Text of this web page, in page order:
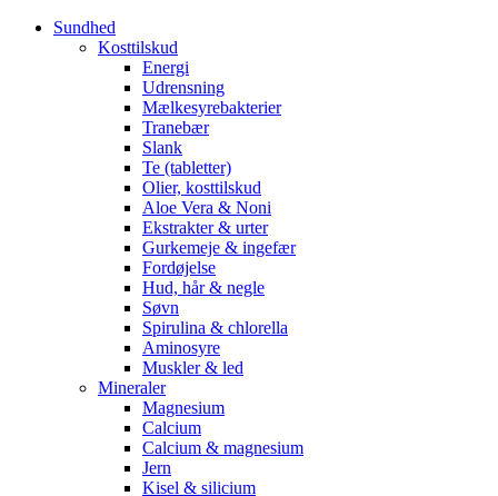
Sundhed
Kosttilskud
Energi
Udrensning
Mælkesyrebakterier
Tranebær
Slank
Te (tabletter)
Olier, kosttilskud
Aloe Vera & Noni
Ekstrakter & urter
Gurkemeje & ingefær
Fordøjelse
Hud, hår & negle
Søvn
Spirulina & chlorella
Aminosyre
Muskler & led
Mineraler
Magnesium
Calcium
Calcium & magnesium
Jern
Kisel & silicium